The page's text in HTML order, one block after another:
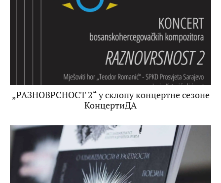
„РАЗНОВРСНОСТ 2“ у склопу концертне сезоне
КонцертиДА